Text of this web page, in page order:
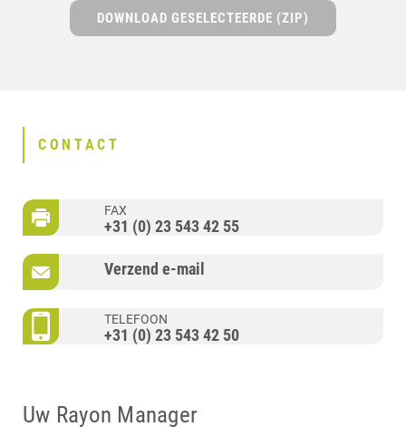
DOWNLOAD GESELECTEERDE (ZIP)
CONTACT
FAX
+31 (0) 23 543 42 55
Verzend e-mail
TELEFOON
+31 (0) 23 543 42 50
Uw Rayon Manager